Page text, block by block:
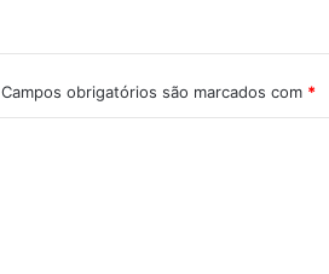
Campos obrigatórios são marcados com *